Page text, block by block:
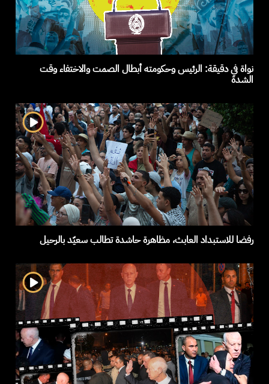
نواة في دقيقة: الرئيس وحكومته أبطال الصمت والاختفاء وقت
الشدة
رفضا للاستبداد العابث، مظاهرة حاشدة تطالب سعيّد بالرحيل